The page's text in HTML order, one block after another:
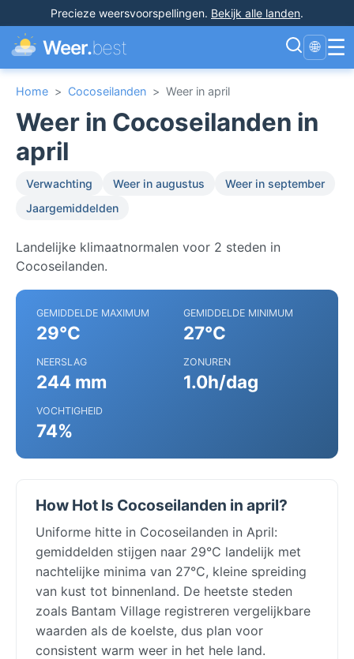
Precieze weersvoorspellingen. Bekijk alle landen.
Weer.best 🌐 ☰
Home > Cocoseilanden > Weer in april
Weer in Cocoseilanden in
april
Verwachting Weer in augustus
Weer in september
Jaargemiddelden
Landelijke klimaatnormalen voor 2 steden in
Cocoseilanden.
GEMIDDELDE MAXIMUM
29°C
GEMIDDELDE MINIMUM
27°C
NEERSLAG
244 mm
ZONUREN
1.0h/dag
VOCHTIGHEID
74%
How Hot Is Cocoseilanden in april?
Uniforme hitte in Cocoseilanden in April:
gemiddelden stijgen naar 29°C landelijk met
nachtelijke minima van 27°C, kleine spreiding
van kust tot binnenland. De heetste steden
zoals Bantam Village registreren vergelijkbare
waarden als de koelste, dus plan voor
consistent warm weer in het hele land.